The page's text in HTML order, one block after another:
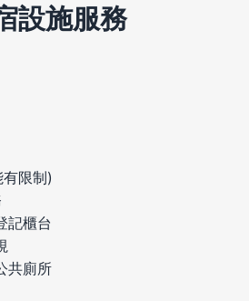
設施服務
限制)
記櫃台
共廁所